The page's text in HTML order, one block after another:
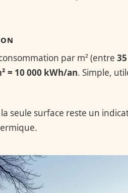
par m² (entre 35
= 10 000 kWh/an. Simple,
seule surface reste un